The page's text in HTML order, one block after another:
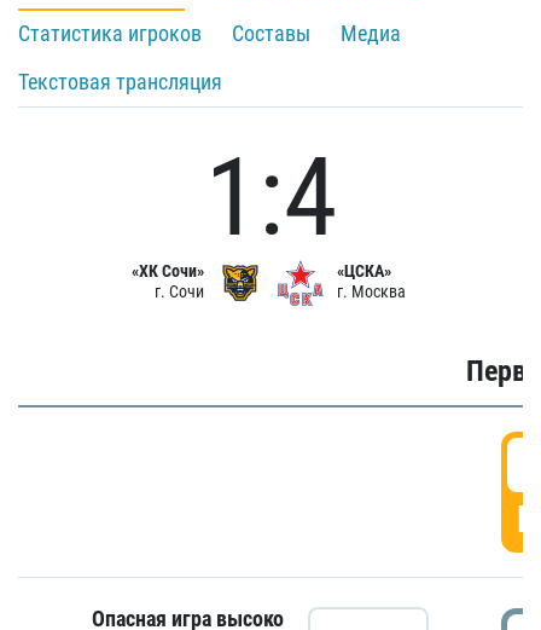
Статистика игроков
Составы
Медиа
Текстовая трансляция
«ХК Сочи»
г. Сочи
1:4
«ЦСКА»
г. Москва
Опасная игра высоко